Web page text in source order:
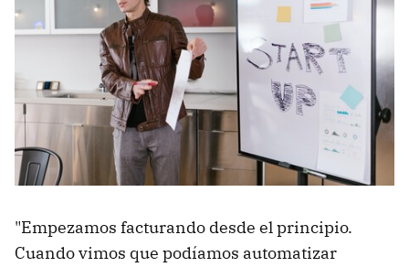
"Empezamos facturando desde el principio.
Cuando vimos que podíamos automatizar